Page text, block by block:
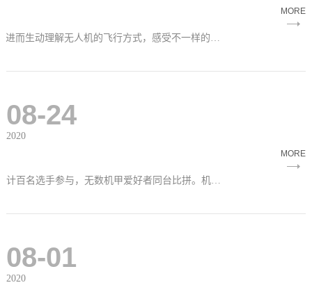
在大疆无人机编程假期营，我们从认识RMTT无人机组成结构开启。通过无人机的构造，了解飞行原理，进而生动理解无人机的飞行方式，感受不一样的操控体验。
MORE
08-24
2020
8月21-23日，由大疆创新主办、疆来智趣承办的机甲大师全民挑战赛合肥站完美落幕！本次全民挑战赛共计百名选手参与，无数机甲爱好者同台比拼。机甲对抗、热闹非凡。选手年龄更是横跨幼儿园乃至大学生，打造了一场如火如荼的机甲对抗大赛。
MORE
08-01
2020